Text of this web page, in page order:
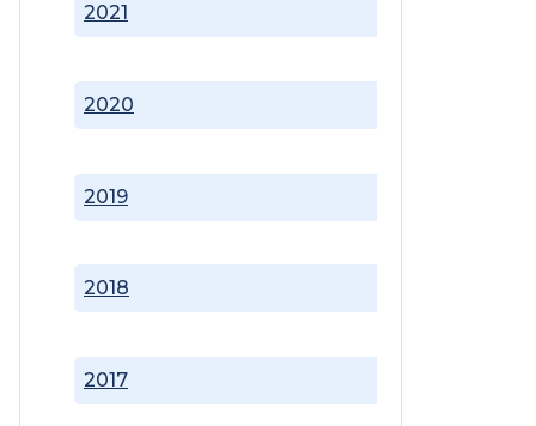
2017
2018
2019
2020
2021